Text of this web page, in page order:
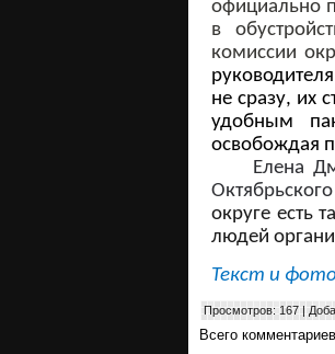
официально
в
комиссии
руководителя
не сразу, их
удобным
освобождая
Елена
округе есть
людей
Текст и
Просмотров: 167 |
Всего комментариев